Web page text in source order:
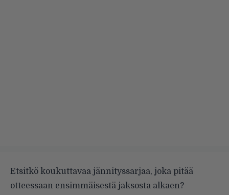
Etsitkö koukuttavaa jännityssarjaa, joka pitää
otteessaan ensimmäisestä jaksosta alkaen?